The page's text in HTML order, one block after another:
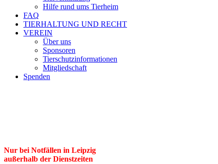
Hilfe rund ums Tierheim
FAQ
TIERHALTUNG UND RECHT
VEREIN
Über uns
Sponsoren
Tierschutzinformationen
Mitgliedschaft
Spenden
Nur bei Notfällen in Leipzig
außerhalb der Dienstzeiten